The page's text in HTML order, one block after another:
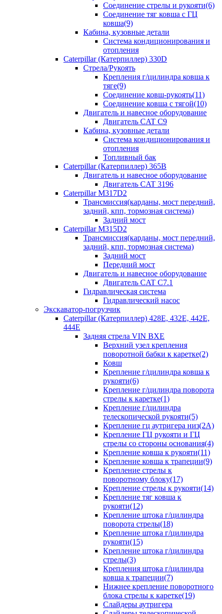
Соединение стрелы и рукояти(6)
Соединение тяг ковша с ГЦ
ковша(9)
Кабина, кузовные детали
Система кондиционирования и
отопления
Caterpillar (Катерпиллер) 330D
Стрела/Рукоять
Крепления г/цилиндра ковша к
тяге(9)
Соединение ковш-рукоять(11)
Соединение ковша с тягой(10)
Двигатель и навесное оборудование
Двигатель CAT C9
Кабина, кузовные детали
Система кондиционирования и
отопления
Топливный бак
Caterpillar (Катерпиллер) 365B
Двигатель и навесное оборудование
Двигатель CAT 3196
Caterpillar M317D2
Трансмиссия(карданы, мост передний,
задний, кпп, тормозная система)
Задний мост
Caterpillar M315D2
Трансмиссия(карданы, мост передний,
задний, кпп, тормозная система)
Задний мост
Передний мост
Двигатель и навесное оборудование
Двигатель CAT C7.1
Гидравлическая система
Гидравлический насос
Экскаватор-погрузчик
Caterpillar (Катерпиллер) 428E, 432E, 442E,
444E
Задняя стрела VIN BXE
Верхний узел крепления
поворотной бабки к каретке(2)
Ковш
Крепление г/цилиндра ковша к
рукояти(6)
Крепление г/цилиндра поворота
стрелы к каретке(1)
Крепление г/цилиндра
телескопической рукояти(5)
Крепление гц аутригера низ(2А)
Крепление ГЦ рукояти и ГЦ
стрелы со стороны основания(4)
Крепление ковша к рукояти(11)
Крепление ковша к трапеции(9)
Крепление стрелы к
поворотному блоку(17)
Крепление стрелы к рукояти(14)
Крепление тяг ковша к
рукояти(12)
Крепление штока г/цилиндра
поворота стрелы(18)
Крепление штока г/цилиндра
рукояти(15)
Крепление штока г/цилиндра
стрелы(3)
Крепления штока г/цилиндра
ковша к трапеции(7)
Нижнее крепление поворотного
блока стрелы к каретке(19)
Слайдеры аутригера